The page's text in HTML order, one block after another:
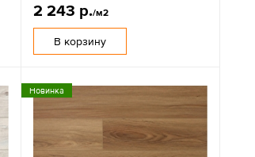
2 243 р./м2
В корзину
Новинка